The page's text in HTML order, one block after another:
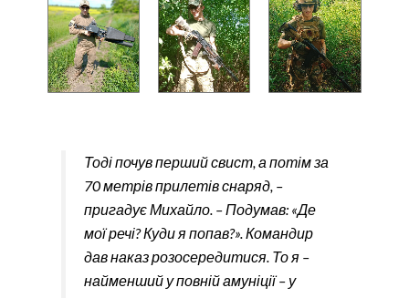
Тоді почув перший свист, а потім за
70 метрів прилетів снаряд, –
пригадує Михайло. – Подумав: «Де
мої речі? Куди я попав?». Командир
дав наказ розосередитися. То я –
найменший у повній амуніції – у